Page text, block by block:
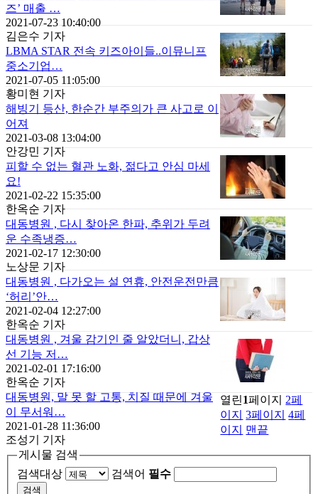
즈’ 매출 …
2021-07-23 10:40:00
김은수 기자
LBMA STAR 전속 키즈아이들..이뮤니프
중소기업…
2021-07-05 11:05:00
황미현 기자
해빙기 등산, 한순간 부주의가 큰 사고로 이
어져
2021-03-08 13:04:00
안강민 기자
피할 수 없는 혈관 노화, 젊다고 안심 마세
요!
2021-02-22 15:35:00
한옥순 기자
대동병원 , 다시 찾아온 한파, 추위가 두려
운 수족냉증…
2021-02-17 12:30:00
노상문 기자
대동병원 , 다가오는 설 연휴, 안전운전만큼
‘허리’안…
2021-02-04 12:27:00
한옥순 기자
대동병원 , 겨울 감기인 줄 알았더니, 갑상
선 기능 저…
2021-02-01 17:16:00
한옥순 기자
대동병원, 말 못 할 고통, 치질 때문에 겨울
이 무서워…
2021-01-28 11:36:00
조성기 기자
열린1페이지 2페
이지
3페이지 4페
이지
맨끝
게시물 검색
검색대상
검색어 필수